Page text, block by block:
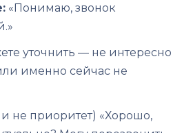
«Понимаю, звонок
уточнить — не интересно
именно сейчас не
не приоритет) «Хорошо,